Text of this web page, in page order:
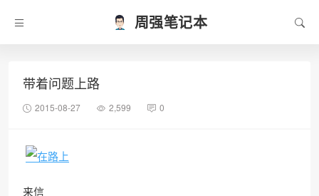
周强笔记本
带着问题上路
2015-08-27 2,599 0
来信